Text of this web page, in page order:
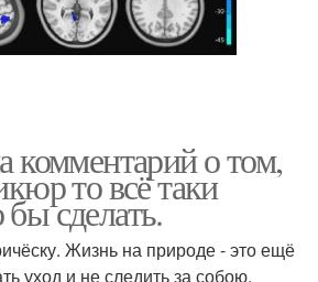
комментарий о том,
то всё таки
сделать.
Жизнь на природе - это ещё
уход и не следить за собою.